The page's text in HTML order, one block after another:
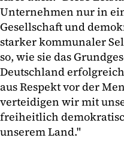
Unternehmen nur in
Gesellschaft und
starker kommunaler
so, wie sie das
Deutschland
aus Respekt vor der
verteidigen wir mit
freiheitlich
unserem Land."